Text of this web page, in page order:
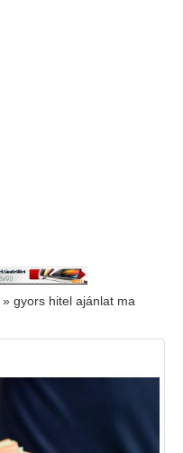
» gyors hitel ajánlat ma